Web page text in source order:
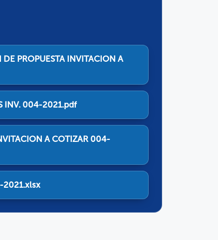
PROPUESTA INVITACION A
INV. 004-2021.pdf
A COTIZAR 004-
2021.xlsx